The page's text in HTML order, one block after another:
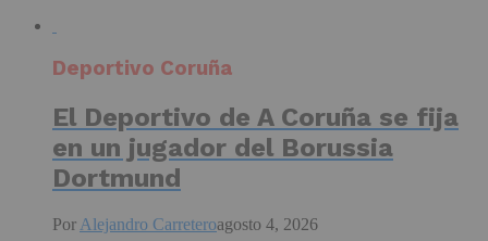
Deportivo Coruña
El Deportivo de A Coruña se fija
en un jugador del Borussia
Dortmund
Por Alejandro Carreteroagosto 4, 2026